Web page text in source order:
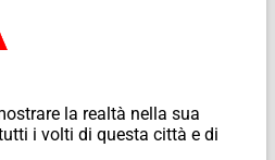
la realtà nella sua
i volti di questa città e di